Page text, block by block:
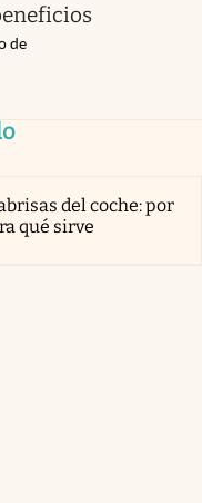
de
del coche: por
qué sirve